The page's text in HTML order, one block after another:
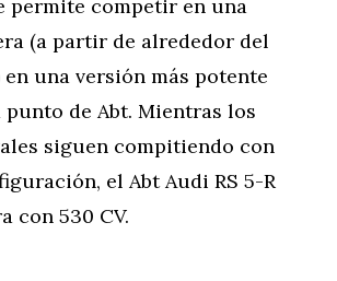
permite competir en una
(a partir de alrededor del
una versión más potente
punto de Abt. Mientras los
siguen compitiendo con
el Abt Audi RS 5-R
con 530 CV.